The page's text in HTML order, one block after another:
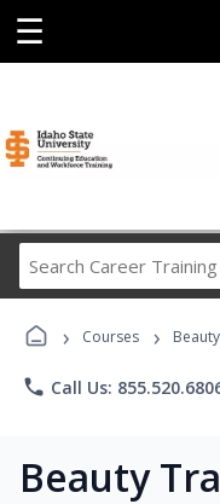
☰
› Courses ›
phone Call Us:
Beauty